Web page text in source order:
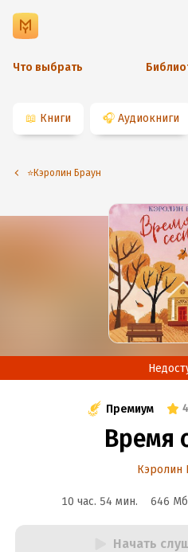
Что выбрать
📖 Книги 🎧 Аудиокниги
⭐️Кэролин Браун
Премиум
Время
Кэролин
10 час. 54 мин. 646
Начать